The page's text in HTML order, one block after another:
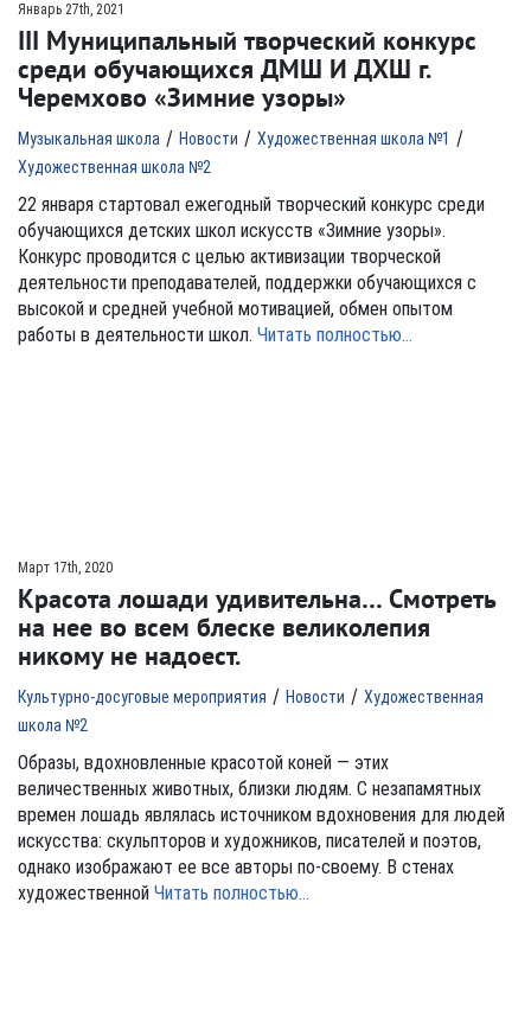
Январь 27th, 2021
III Муниципальный творческий конкурс
среди обучающихся ДМШ И ДХШ г.
Черемхово «Зимние узоры»
Музыкальная школа / Новости / Художественная школа №1 /
Художественная школа №2
22 января стартовал ежегодный творческий конкурс среди
обучающихся детских школ искусств «Зимние узоры».
Конкурс проводится с целью активизации творческой
деятельности преподавателей, поддержки обучающихся с
высокой и средней учебной мотивацией, обмен опытом
работы в деятельности школ. Читать полностью…
Март 17th, 2020
Красота лошади удивительна… Смотреть
на нее во всем блеске великолепия
никому не надоест.
Культурно-досуговые мероприятия / Новости / Художественная
школа №2
Образы, вдохновленные красотой коней — этих
величественных животных, близки людям. С незапамятных
времен лошадь являлась источником вдохновения для людей
искусства: скульпторов и художников, писателей и поэтов,
однако изображают ее все авторы по-своему. В стенах
художественной Читать полностью…